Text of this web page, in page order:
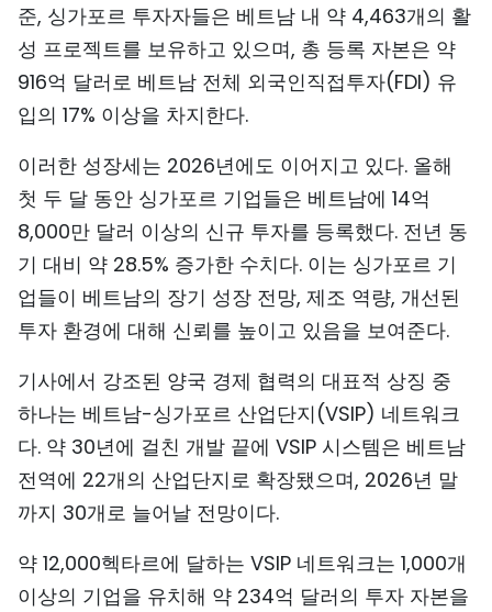
준, 싱가포르 투자자들은 베트남 내 약 4,463개의 활
성 프로젝트를 보유하고 있으며, 총 등록 자본은 약
916억 달러로 베트남 전체 외국인직접투자(FDI) 유
입의 17% 이상을 차지한다.
이러한 성장세는 2026년에도 이어지고 있다. 올해
첫 두 달 동안 싱가포르 기업들은 베트남에 14억
8,000만 달러 이상의 신규 투자를 등록했다. 전년 동
기 대비 약 28.5% 증가한 수치다. 이는 싱가포르 기
업들이 베트남의 장기 성장 전망, 제조 역량, 개선된
투자 환경에 대해 신뢰를 높이고 있음을 보여준다.
기사에서 강조된 양국 경제 협력의 대표적 상징 중
하나는 베트남-싱가포르 산업단지(VSIP) 네트워크
다. 약 30년에 걸친 개발 끝에 VSIP 시스템은 베트남
전역에 22개의 산업단지로 확장됐으며, 2026년 말
까지 30개로 늘어날 전망이다.
약 12,000헥타르에 달하는 VSIP 네트워크는 1,000개
이상의 기업을 유치해 약 234억 달러의 투자 자본을